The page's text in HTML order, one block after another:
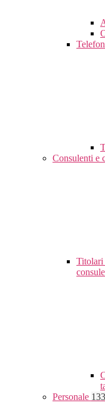
Consulenti e
Titolari
Personale 133